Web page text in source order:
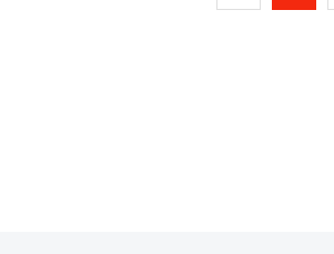
被称为“御用工会”，严重损害了相互尊重和信